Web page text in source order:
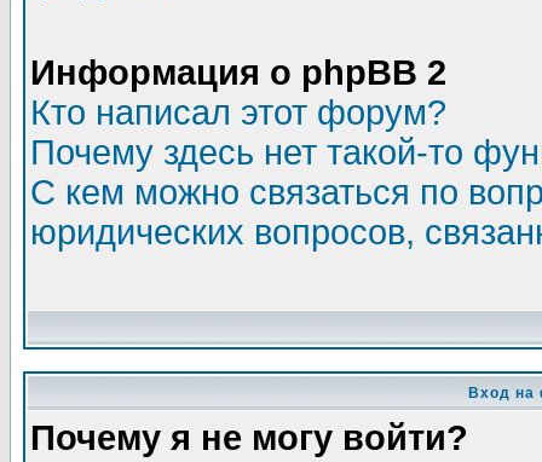
Информация о phpBB 2
Кто написал этот форум?
Почему здесь нет такой-то
С кем можно связаться по
юридических вопросов,
Вход на
Почему я не могу войти?